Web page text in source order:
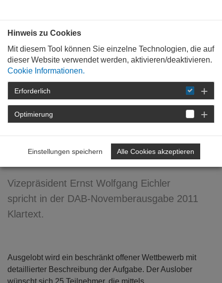
STARTSEITE DETAIL
Mitbewerber? ...
ausgebremst!
Vizepräsident Ernst Wolfgang Eichler
spricht in der DAB-Novemberausgabe 2011
Klartext.
Ausgelobt wird ein beschränkt offener Wettbewerb mit
detaillierter Beschreibung der Aufgabe. Der Auslober
wünscht sich 25 Teilnehmer, die mittels
Hinweis zu Cookies
Mit diesem Tool können Sie einzelne Technologien, die auf
dieser Website verwendet werden, aktivieren/deaktivieren.
Cookie Informationen.
Erforderlich
Optimierung
Einstellungen speichern Alle Cookies akzeptieren